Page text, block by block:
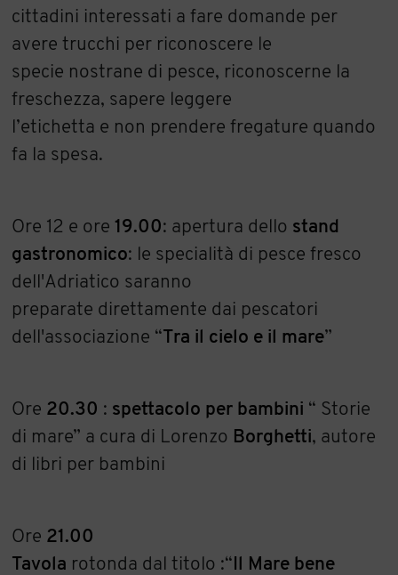
cittadini interessati a fare domande per
avere trucchi per riconoscere le
specie nostrane di pesce, riconoscerne la
freschezza, sapere leggere
l’etichetta e non prendere fregature quando
fa la spesa.
Ore 12 e ore 19.00: apertura dello stand
gastronomico: le specialità di pesce fresco
dell'Adriatico saranno
preparate direttamente dai pescatori
dell'associazione “Tra il cielo e il mare”
Ore 20.30 : spettacolo per bambini “ Storie
di mare” a cura di Lorenzo Borghetti, autore
di libri per bambini
Ore 21.00
Tavola rotonda dal titolo :“ Il Mare bene